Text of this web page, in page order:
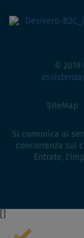
© 2019
SiteMap
Si comunica ai
concorrenza sui
Entrate,